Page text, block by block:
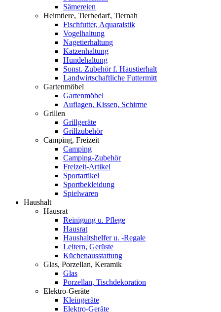
Sämereien
Heimtiere, Tierbedarf, Tiernah
Fischfutter, Aquaraistik
Vogelhaltung
Nagetierhaltung
Katzenhaltung
Hundehaltung
Sonst. Zubehör f. Haustierhalt
Landwirtschaftliche Futtermitt
Gartenmöbel
Gartenmöbel
Auflagen, Kissen, Schirme
Grillen
Grillgeräte
Grillzubehör
Camping, Freizeit
Camping
Camping-Zubehör
Freizeit-Artikel
Sportartikel
Sportbekleidung
Spielwaren
Haushalt
Hausrat
Reinigung u. Pflege
Hausrat
Haushaltshelfer u. -Regale
Leitern, Gerüste
Küchenausstattung
Glas, Porzellan, Keramik
Glas
Porzellan, Tischdekoration
Elektro-Geräte
Kleingeräte
Elektro-Geräte